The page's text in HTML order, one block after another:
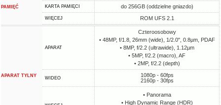
PAMIĘĆ KARTA PAMIĘCI do 256GB (oddzielne gniazdo)
WIĘCEJ ROM UFS 2.1
APARAT TYLNY
APARAT
Czteroosobowy
• 48MP, f/1.8, 26mm (wide), 1/2.0", 0.8µm, PDAF
• 8MP, f/2.2 (ultrawide), 1.12µm
• 5MP, f/2.2 (macro), AF
• 2MP, f/2.2 (depth)
WIDEO
1080p - 60fps
2160p - 30fps
• Panorama
• High Dynamic Range (HDR)